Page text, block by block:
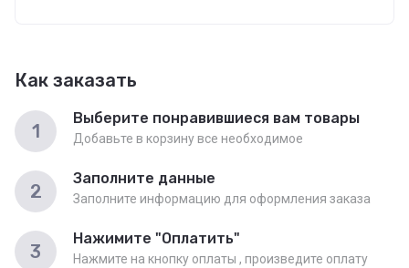
Как заказать
1
Выберите понравившиеся вам товары
Добавьте в корзину все необходимое
2
Заполните данные
Заполните информацию для оформления заказа
3
Нажимите "Оплатить"
Нажмите на кнопку оплаты , произведите оплату